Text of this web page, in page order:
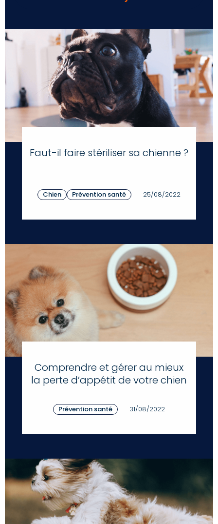
Faut-il faire stériliser sa chienne ?
Chien Prévention santé 25/08/2022
Comprendre et gérer au mieux
la perte d’appétit de votre chien
Prévention santé 31/08/2022